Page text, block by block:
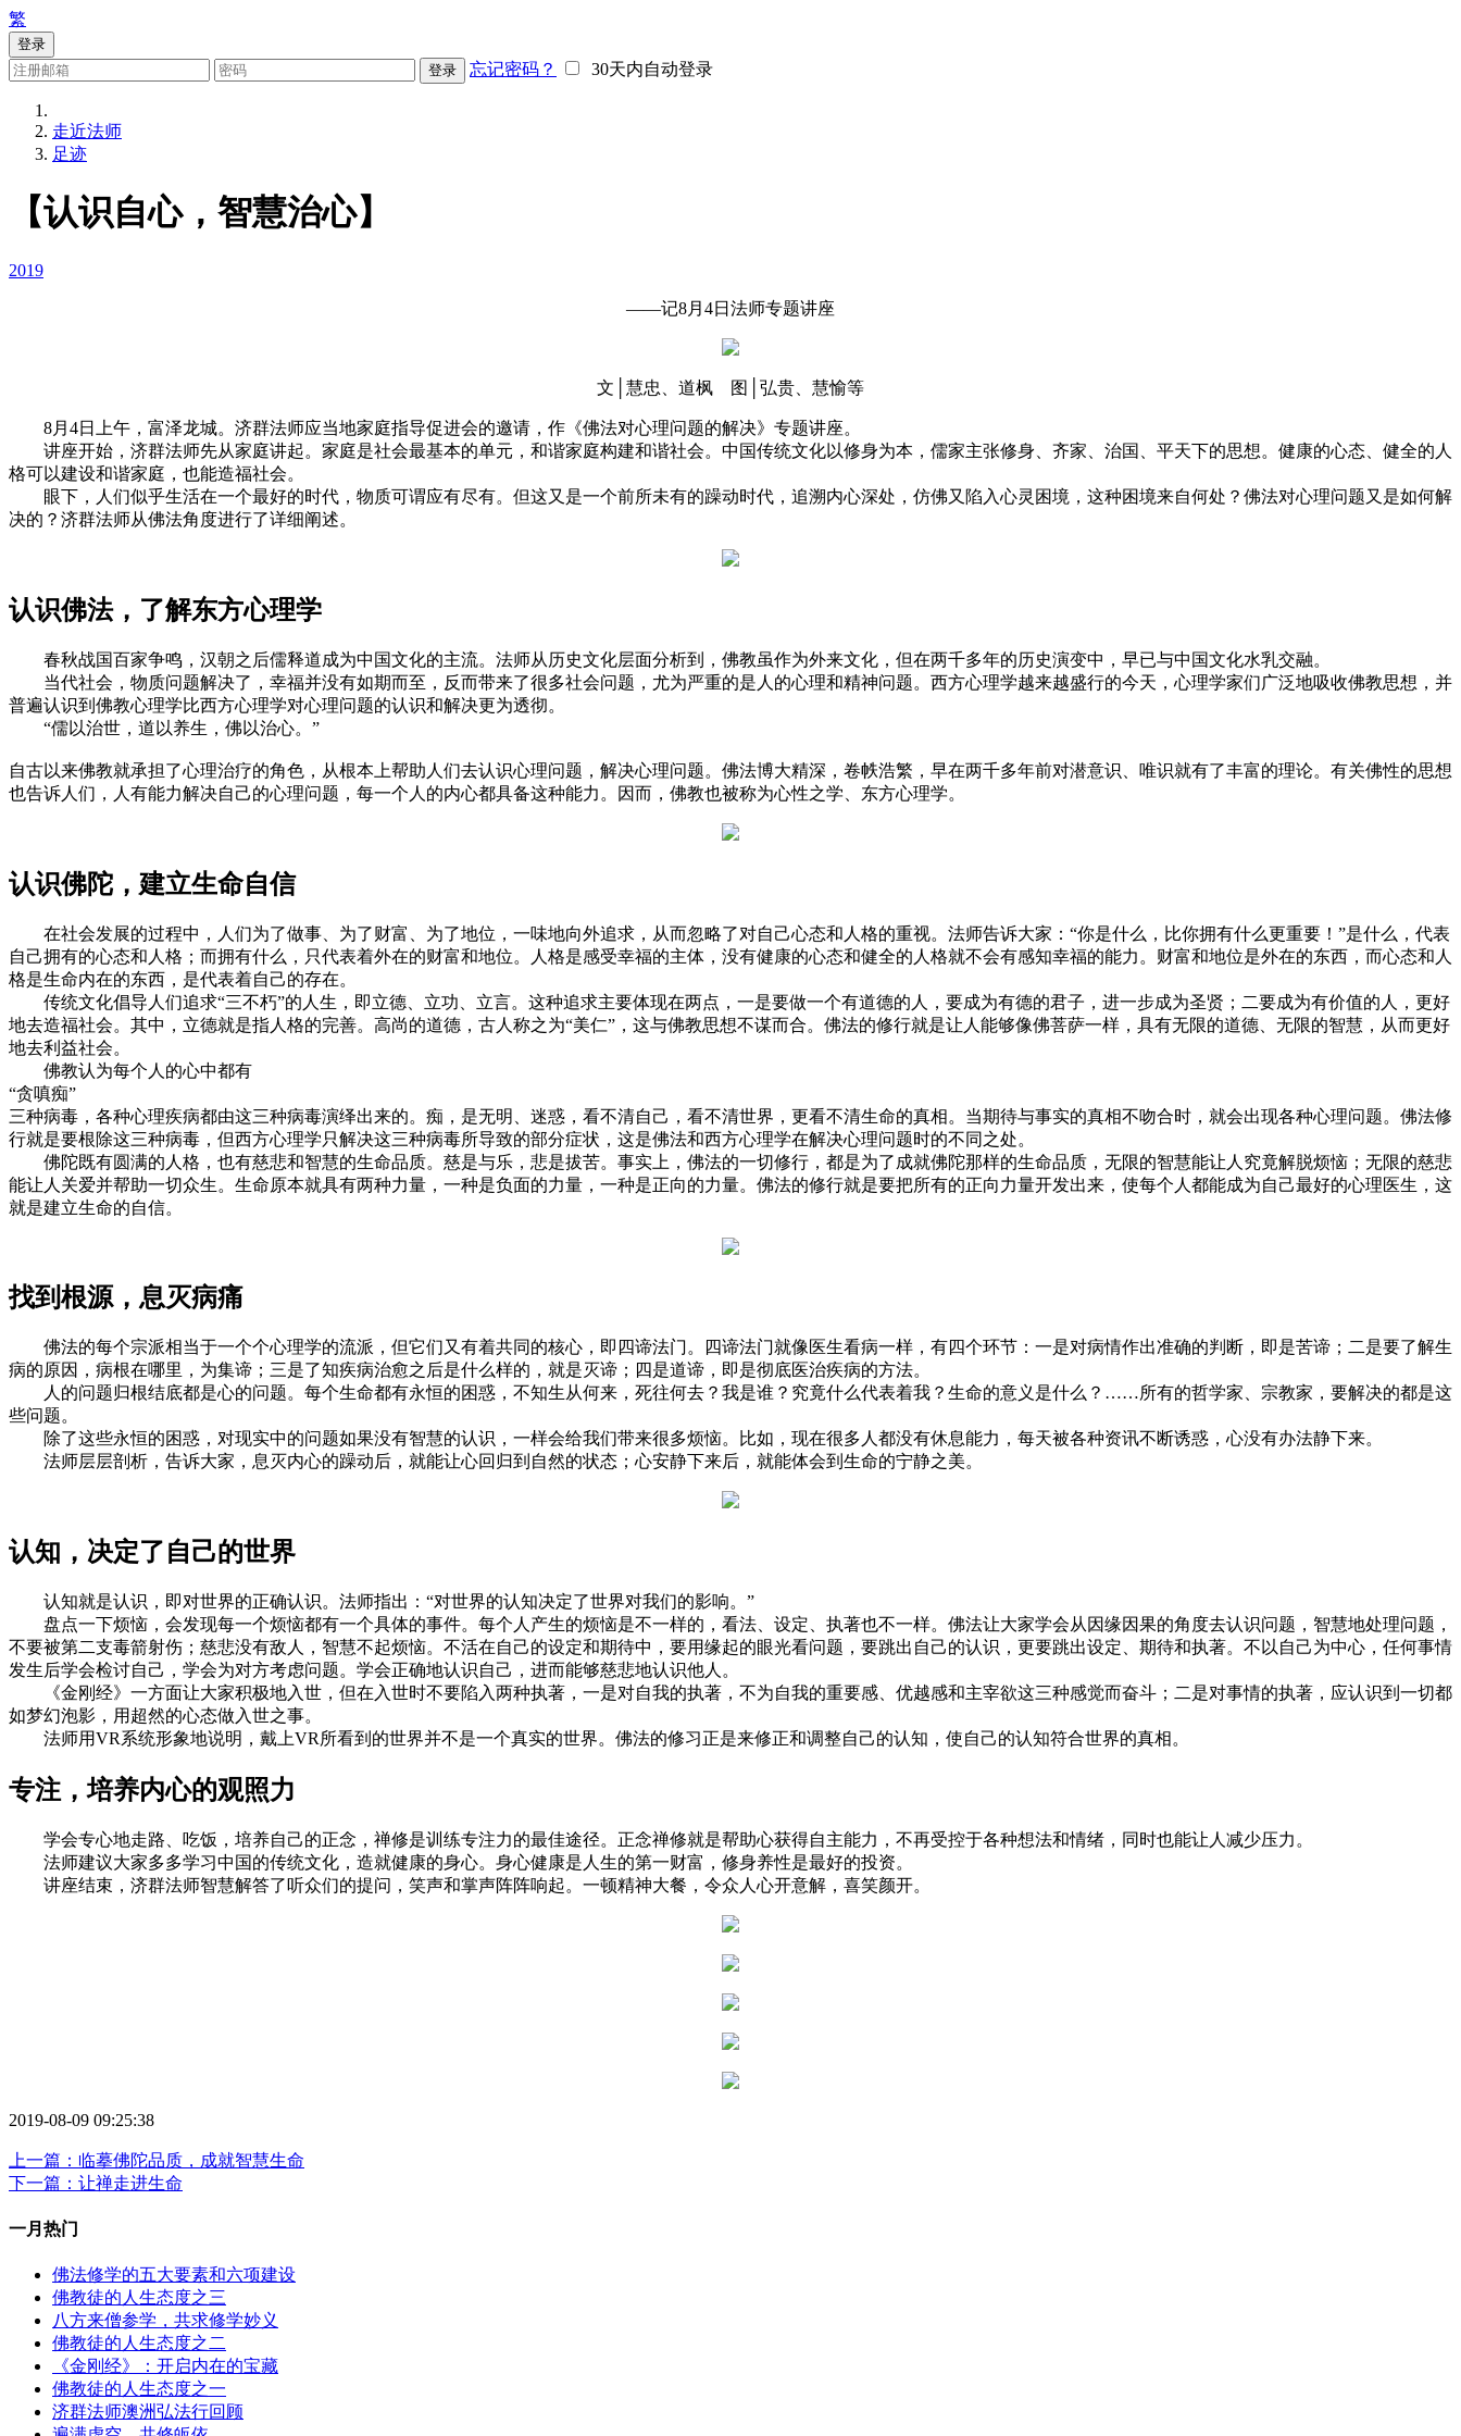
繁
登录
登录
忘记密码？ 30天内自动登录
走近法师
足迹
【认识自心，智慧治心】
2019
——记8月4日法师专题讲座
文│慧忠、道枫 图│弘贵、慧愉等
8月4日上午，富泽龙城。济群法师应当地家庭指导促进会的邀请，作《佛法对心理问题的解决》专题讲座。
讲座开始，济群法师先从家庭讲起。家庭是社会最基本的单元，和谐家庭构建和谐社会。中国传统文化以修身为本，儒家主张修身、齐家、治国、平天下的思想。健康的心态、健全的人
格可以建设和谐家庭，也能造福社会。
眼下，人们似乎生活在一个最好的时代，物质可谓应有尽有。但这又是一个前所未有的躁动时代，追溯内心深处，仿佛又陷入心灵困境，这种困境来自何处？佛法对心理问题又是如何解
决的？济群法师从佛法角度进行了详细阐述。
认识佛法，了解东方心理学
春秋战国百家争鸣，汉朝之后儒释道成为中国文化的主流。法师从历史文化层面分析到，佛教虽作为外来文化，但在两千多年的历史演变中，早已与中国文化水乳交融。
当代社会，物质问题解决了，幸福并没有如期而至，反而带来了很多社会问题，尤为严重的是人的心理和精神问题。西方心理学越来越盛行的今天，心理学家们广泛地吸收佛教思想，并
普遍认识到佛教心理学比西方心理学对心理问题的认识和解决更为透彻。
“儒以治世，道以养生，佛以治心。”
自古以来佛教就承担了心理治疗的角色，从根本上帮助人们去认识心理问题，解决心理问题。佛法博大精深，卷帙浩繁，早在两千多年前对潜意识、唯识就有了丰富的理论。有关佛性的思想
也告诉人们，人有能力解决自己的心理问题，每一个人的内心都具备这种能力。因而，佛教也被称为心性之学、东方心理学。
认识佛陀，建立生命自信
在社会发展的过程中，人们为了做事、为了财富、为了地位，一味地向外追求，从而忽略了对自己心态和人格的重视。法师告诉大家：“你是什么，比你拥有什么更重要！”是什么，代表
自己拥有的心态和人格；而拥有什么，只代表着外在的财富和地位。人格是感受幸福的主体，没有健康的心态和健全的人格就不会有感知幸福的能力。财富和地位是外在的东西，而心态和人
格是生命内在的东西，是代表着自己的存在。
传统文化倡导人们追求“三不朽”的人生，即立德、立功、立言。这种追求主要体现在两点，一是要做一个有道德的人，要成为有德的君子，进一步成为圣贤；二要成为有价值的人，更好
地去造福社会。其中，立德就是指人格的完善。高尚的道德，古人称之为“美仁”，这与佛教思想不谋而合。佛法的修行就是让人能够像佛菩萨一样，具有无限的道德、无限的智慧，从而更好
地去利益社会。
佛教认为每个人的心中都有
“贪嗔痴”
三种病毒，各种心理疾病都由这三种病毒演绎出来的。痴，是无明、迷惑，看不清自己，看不清世界，更看不清生命的真相。当期待与事实的真相不吻合时，就会出现各种心理问题。佛法修
行就是要根除这三种病毒，但西方心理学只解决这三种病毒所导致的部分症状，这是佛法和西方心理学在解决心理问题时的不同之处。
佛陀既有圆满的人格，也有慈悲和智慧的生命品质。慈是与乐，悲是拔苦。事实上，佛法的一切修行，都是为了成就佛陀那样的生命品质，无限的智慧能让人究竟解脱烦恼；无限的慈悲
能让人关爱并帮助一切众生。生命原本就具有两种力量，一种是负面的力量，一种是正向的力量。佛法的修行就是要把所有的正向力量开发出来，使每个人都能成为自己最好的心理医生，这
就是建立生命的自信。
找到根源，息灭病痛
佛法的每个宗派相当于一个个心理学的流派，但它们又有着共同的核心，即四谛法门。四谛法门就像医生看病一样，有四个环节：一是对病情作出准确的判断，即是苦谛；二是要了解生
病的原因，病根在哪里，为集谛；三是了知疾病治愈之后是什么样的，就是灭谛；四是道谛，即是彻底医治疾病的方法。
人的问题归根结底都是心的问题。每个生命都有永恒的困惑，不知生从何来，死往何去？我是谁？究竟什么代表着我？生命的意义是什么？……所有的哲学家、宗教家，要解决的都是这
些问题。
除了这些永恒的困惑，对现实中的问题如果没有智慧的认识，一样会给我们带来很多烦恼。比如，现在很多人都没有休息能力，每天被各种资讯不断诱惑，心没有办法静下来。
法师层层剖析，告诉大家，息灭内心的躁动后，就能让心回归到自然的状态；心安静下来后，就能体会到生命的宁静之美。
认知，决定了自己的世界
认知就是认识，即对世界的正确认识。法师指出：“对世界的认知决定了世界对我们的影响。”
盘点一下烦恼，会发现每一个烦恼都有一个具体的事件。每个人产生的烦恼是不一样的，看法、设定、执著也不一样。佛法让大家学会从因缘因果的角度去认识问题，智慧地处理问题，
不要被第二支毒箭射伤；慈悲没有敌人，智慧不起烦恼。不活在自己的设定和期待中，要用缘起的眼光看问题，要跳出自己的认识，更要跳出设定、期待和执著。不以自己为中心，任何事情
发生后学会检讨自己，学会为对方考虑问题。学会正确地认识自己，进而能够慈悲地认识他人。
《金刚经》一方面让大家积极地入世，但在入世时不要陷入两种执著，一是对自我的执著，不为自我的重要感、优越感和主宰欲这三种感觉而奋斗；二是对事情的执著，应认识到一切都
如梦幻泡影，用超然的心态做入世之事。
法师用VR系统形象地说明，戴上VR所看到的世界并不是一个真实的世界。佛法的修习正是来修正和调整自己的认知，使自己的认知符合世界的真相。
专注，培养内心的观照力
学会专心地走路、吃饭，培养自己的正念，禅修是训练专注力的最佳途径。正念禅修就是帮助心获得自主能力，不再受控于各种想法和情绪，同时也能让人减少压力。
法师建议大家多多学习中国的传统文化，造就健康的身心。身心健康是人生的第一财富，修身养性是最好的投资。
讲座结束，济群法师智慧解答了听众们的提问，笑声和掌声阵阵响起。一顿精神大餐，令众人心开意解，喜笑颜开。
2019-08-09 09:25:38
上一篇：临摹佛陀品质，成就智慧生命
下一篇：让禅走进生命
一月热门
佛法修学的五大要素和六项建设
佛教徒的人生态度之三
八方来僧参学，共求修学妙义
佛教徒的人生态度之二
《金刚经》：开启内在的宝藏
佛教徒的人生态度之一
济群法师澳洲弘法行回顾